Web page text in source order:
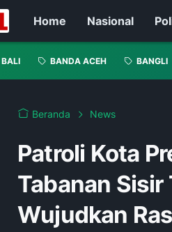
Home Nasional
BALI BANDA ACEH BANGLI
Beranda News
Patroli Kota
Tabanan Sisir
Wujudkan